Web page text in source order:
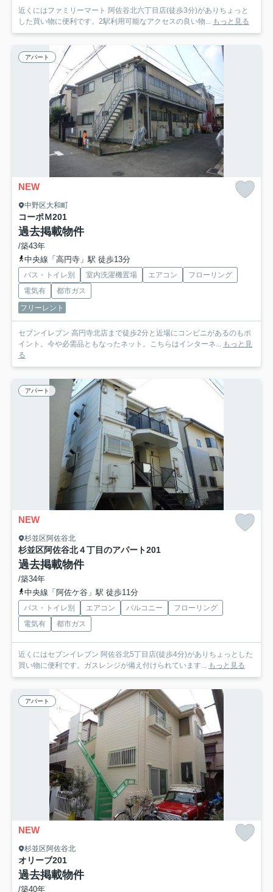
近くにはファミリーマート 阿佐谷北六丁目店(徒歩3分)がありちょっと
した買い物に便利です。2駅利用可能なアクセスの良い物... もっと見る
アパート
NEW
中野区大和町
コーポＭ201
過去掲載物件
/築43年
中央線「高円寺」駅 徒歩13分
バス・トイレ別 室内洗濯機置場 エアコン
フローリング
電気有
都市ガス
フリーレント
セブンイレブン 高円寺北店まで徒歩2分と近場にコンビニがあるのもポ
イント。今や必需品ともなったネット。こちらはインターネ...
もっと見
る
アパート
NEW
杉並区阿佐谷北
杉並区阿佐谷北４丁目のアパート201
過去掲載物件
/築34年
中央線「阿佐ケ谷」駅 徒歩11分
バス・トイレ別 エアコン バルコニー
フローリング
電気有
都市ガス
近くにはセブンイレブン 阿佐谷北5丁目店(徒歩4分)がありちょっとした
買い物に便利です。ガスレンジが備え付けられています...
もっと見る
アパート
NEW
杉並区阿佐谷北
オリーブ201
過去掲載物件
/築40年